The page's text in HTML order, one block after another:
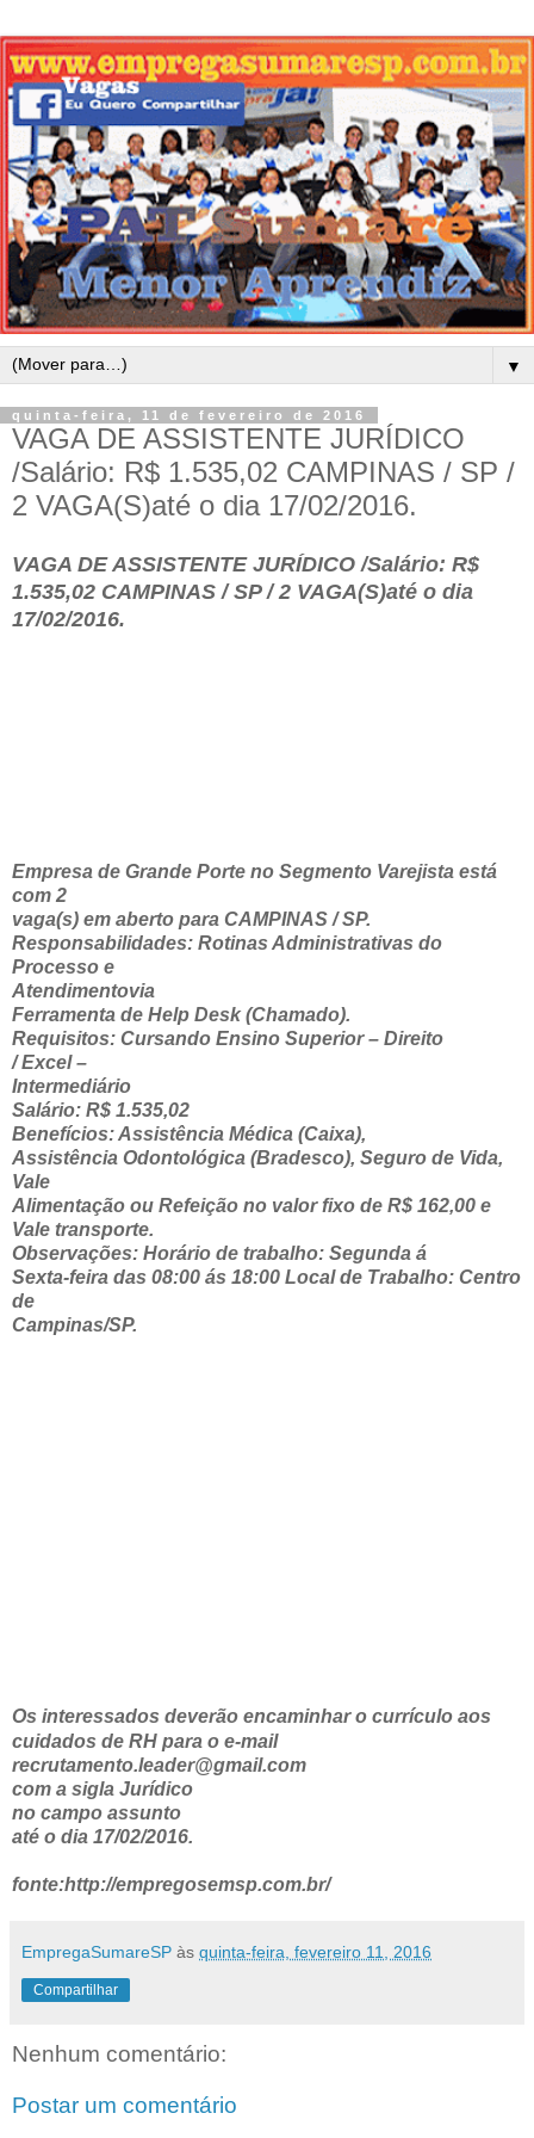
▼
quinta-feira, 11 de fevereiro de 2016
VAGA DE ASSISTENTE JURÍDICO
/Salário: R$ 1.535,02 CAMPINAS / SP /
2 VAGA(S)até o dia 17/02/2016.
VAGA DE ASSISTENTE JURÍDICO /Salário: R$
1.535,02 CAMPINAS / SP / 2 VAGA(S)até o dia
17/02/2016.
Empresa de Grande Porte no Segmento Varejista está
com 2
vaga(s) em aberto para CAMPINAS / SP.
Responsabilidades: Rotinas Administrativas do
Processo e
Atendimentovia
Ferramenta de Help Desk (Chamado).
Requisitos: Cursando Ensino Superior – Direito
/ Excel –
Intermediário
Salário: R$ 1.535,02
Benefícios: Assistência Médica (Caixa),
Assistência Odontológica (Bradesco), Seguro de Vida,
Vale
Alimentação ou Refeição no valor fixo de R$ 162,00 e
Vale transporte.
Observações: Horário de trabalho: Segunda á
Sexta-feira das 08:00 ás 18:00 Local de Trabalho: Centro
de
Campinas/SP.
Os interessados deverão encaminhar o currículo aos
cuidados de RH para o e-mail
recrutamento.leader@gmail.com
com a sigla Jurídico
no campo assunto
até o dia 17/02/2016.
fonte:http://empregosemsp.com.br/
EmpregaSumareSP às quinta-feira, fevereiro 11, 2016
Compartilhar
Nenhum comentário:
Postar um comentário